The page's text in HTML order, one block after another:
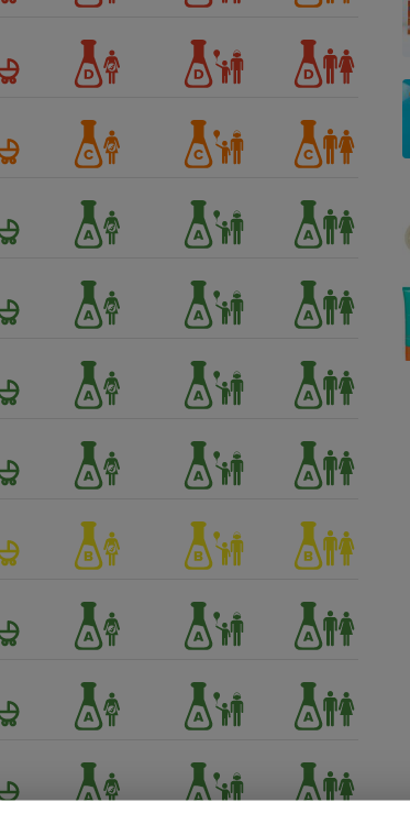
Four encastrable
Aspirateur
Réfrigérateur
Appareil photo
Électricité - Gaz
Lessive